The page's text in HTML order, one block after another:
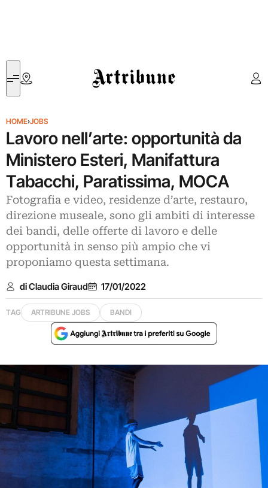
Artribune
HOME›JOBS
Lavoro nell’arte: opportunità da
Ministero Esteri, Manifattura
Tabacchi, Paratissima, MOCA
Fotografia e video, residenze d’arte, restauro,
direzione museale, sono gli ambiti di interesse
dei bandi, delle offerte di lavoro e delle
opportunità in senso più ampio che vi
proponiamo questa settimana.
di Claudia Giraud 17/01/2022
TAG ARTRIBUNE JOBS BANDI